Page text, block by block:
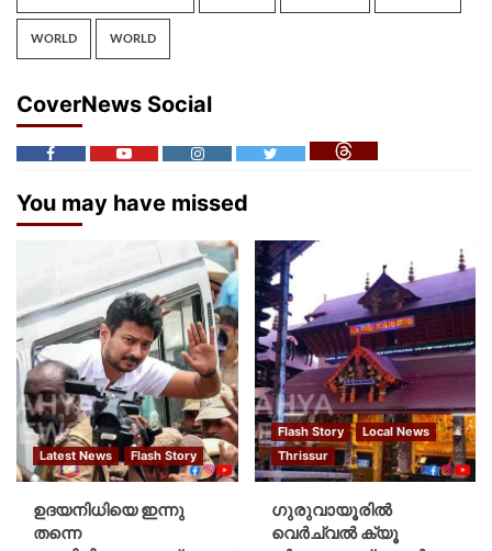
WORLD WORLD
CoverNews Social
You may have missed
Latest News Flash Story
ഉദയനിധിയെ ഇന്നു
തന്നെ
Flash Story
Local News
Thrissur
ഗുരുവായൂരില്‍
വെര്‍ച്വല്‍ ക്യൂ